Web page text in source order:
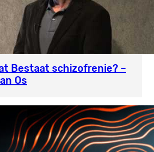
Bestaat schizofrenie? –
Os